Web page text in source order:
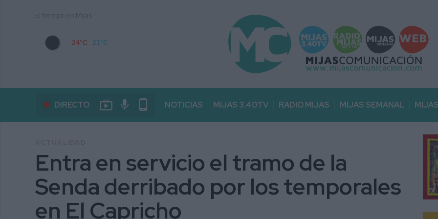
24°C 21°C
DIRECTO live_tv mic phone_android NOTICIAS MIJAS 3.40TV RADIO MIJAS MIJAS SEMANAL
Entra en servicio el tramo de la
Senda derribado por los temporales
en El Capricho